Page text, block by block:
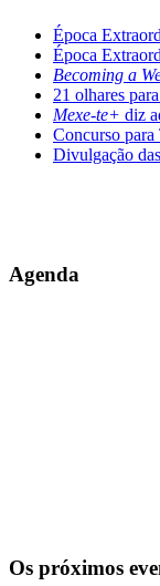
Época
Época
Becoming a
21 olhares
Mexe-te+ diz
Concurso
Divulgação
Agenda
Os próximos